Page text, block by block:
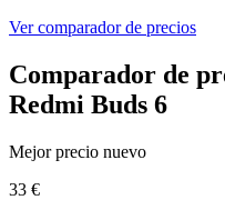
Ver comparador de precios
Comparador de
Redmi Buds 6
Mejor precio nuevo
33 €